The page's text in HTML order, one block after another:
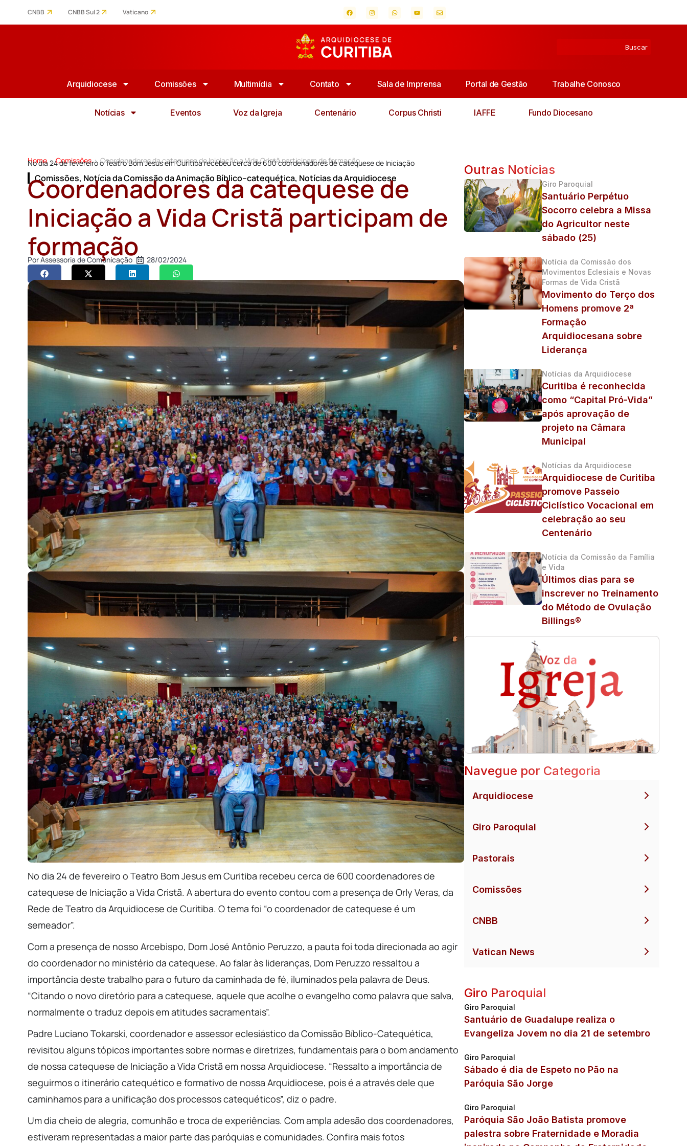
CNBB CNBB Sul 2 Vaticano
Arquidiocese Comissões Multimídia Contato Sala de Imprensa Portal de Gestão Trabalhe Conosco
Notícias Eventos Voz da Igreja Centenário Corpus Christi IAFFE Fundo Diocesano
Home > Comissões > Coordenadores da catequese de Iniciação a Vida Cristã participam de formação
No dia 24 de fevereiro o Teatro Bom Jesus em Curitiba recebeu cerca de 600 coordenadores de catequese de Iniciação
Comissões, Notícia da Comissão da Animação Bíblico–catequética, Notícias da Arquidiocese
Coordenadores da catequese de
Iniciação a Vida Cristã participam de
formação
PorAssessoria de Comunicação 28/02/2024
No dia 24 de fevereiro o Teatro Bom Jesus em Curitiba recebeu cerca de 600 coordenadores de
catequese de Iniciação a Vida Cristã. A abertura do evento contou com a presença de Orly Veras, da
Rede de Teatro da Arquidiocese de Curitiba. O tema foi “o coordenador de catequese é um
semeador”.
Com a presença de nosso Arcebispo, Dom José Antônio Peruzzo, a pauta foi toda direcionada ao agir
do coordenador no ministério da catequese. Ao falar às lideranças, Dom Peruzzo ressaltou a
importância deste trabalho para o futuro da caminhada de fé, iluminados pela palavra de Deus.
“Citando o novo diretório para a catequese, aquele que acolhe o evangelho como palavra que salva,
normalmente o traduz depois em atitudes sacramentais”.
Padre Luciano Tokarski, coordenador e assessor eclesiástico da Comissão Bíblico-Catequética,
revisitou alguns tópicos importantes sobre normas e diretrizes, fundamentais para o bom andamento
de nossa catequese de Iniciação a Vida Cristã em nossa Arquidiocese. “Ressalto a importância de
seguirmos o itinerário catequético e formativo de nossa Arquidiocese, pois é a através dele que
caminhamos para a unificação dos processos catequéticos”, diz o padre.
Um dia cheio de alegria, comunhão e troca de experiências. Com ampla adesão dos coordenadores,
estiveram representadas a maior parte das paróquias e comunidades. Confira mais fotos
Outras Notícias
Giro Paroquial
Santuário Perpétuo
Socorro celebra a Missa
do Agricultor neste
sábado (25)
Notícia da Comissão dos
Movimentos Eclesiais e Novas
Formas de Vida Cristã
Movimento do Terço dos
Homens promove 2ª
Formação
Arquidiocesana sobre
Liderança
Notícias da Arquidiocese
Curitiba é reconhecida
como “Capital Pró-Vida”
após aprovação de
projeto na Câmara
Municipal
Notícias da Arquidiocese
Arquidiocese de Curitiba
promove Passeio
Ciclístico Vocacional em
celebração ao seu
Centenário
Notícia da Comissão da Família
e Vida
Últimos dias para se
inscrever no Treinamento
do Método de Ovulação
Billings®
Navegue por Categoria
Arquidiocese
Giro Paroquial
Pastorais
Comissões
CNBB
Vatican News
Giro Paroquial
Giro Paroquial
Santuário de Guadalupe realiza o
Evangeliza Jovem no dia 21 de setembro
Giro Paroquial
Sábado é dia de Espeto no Pão na
Paróquia São Jorge
Giro Paroquial
Paróquia São João Batista promove
palestra sobre Fraternidade e Moradia